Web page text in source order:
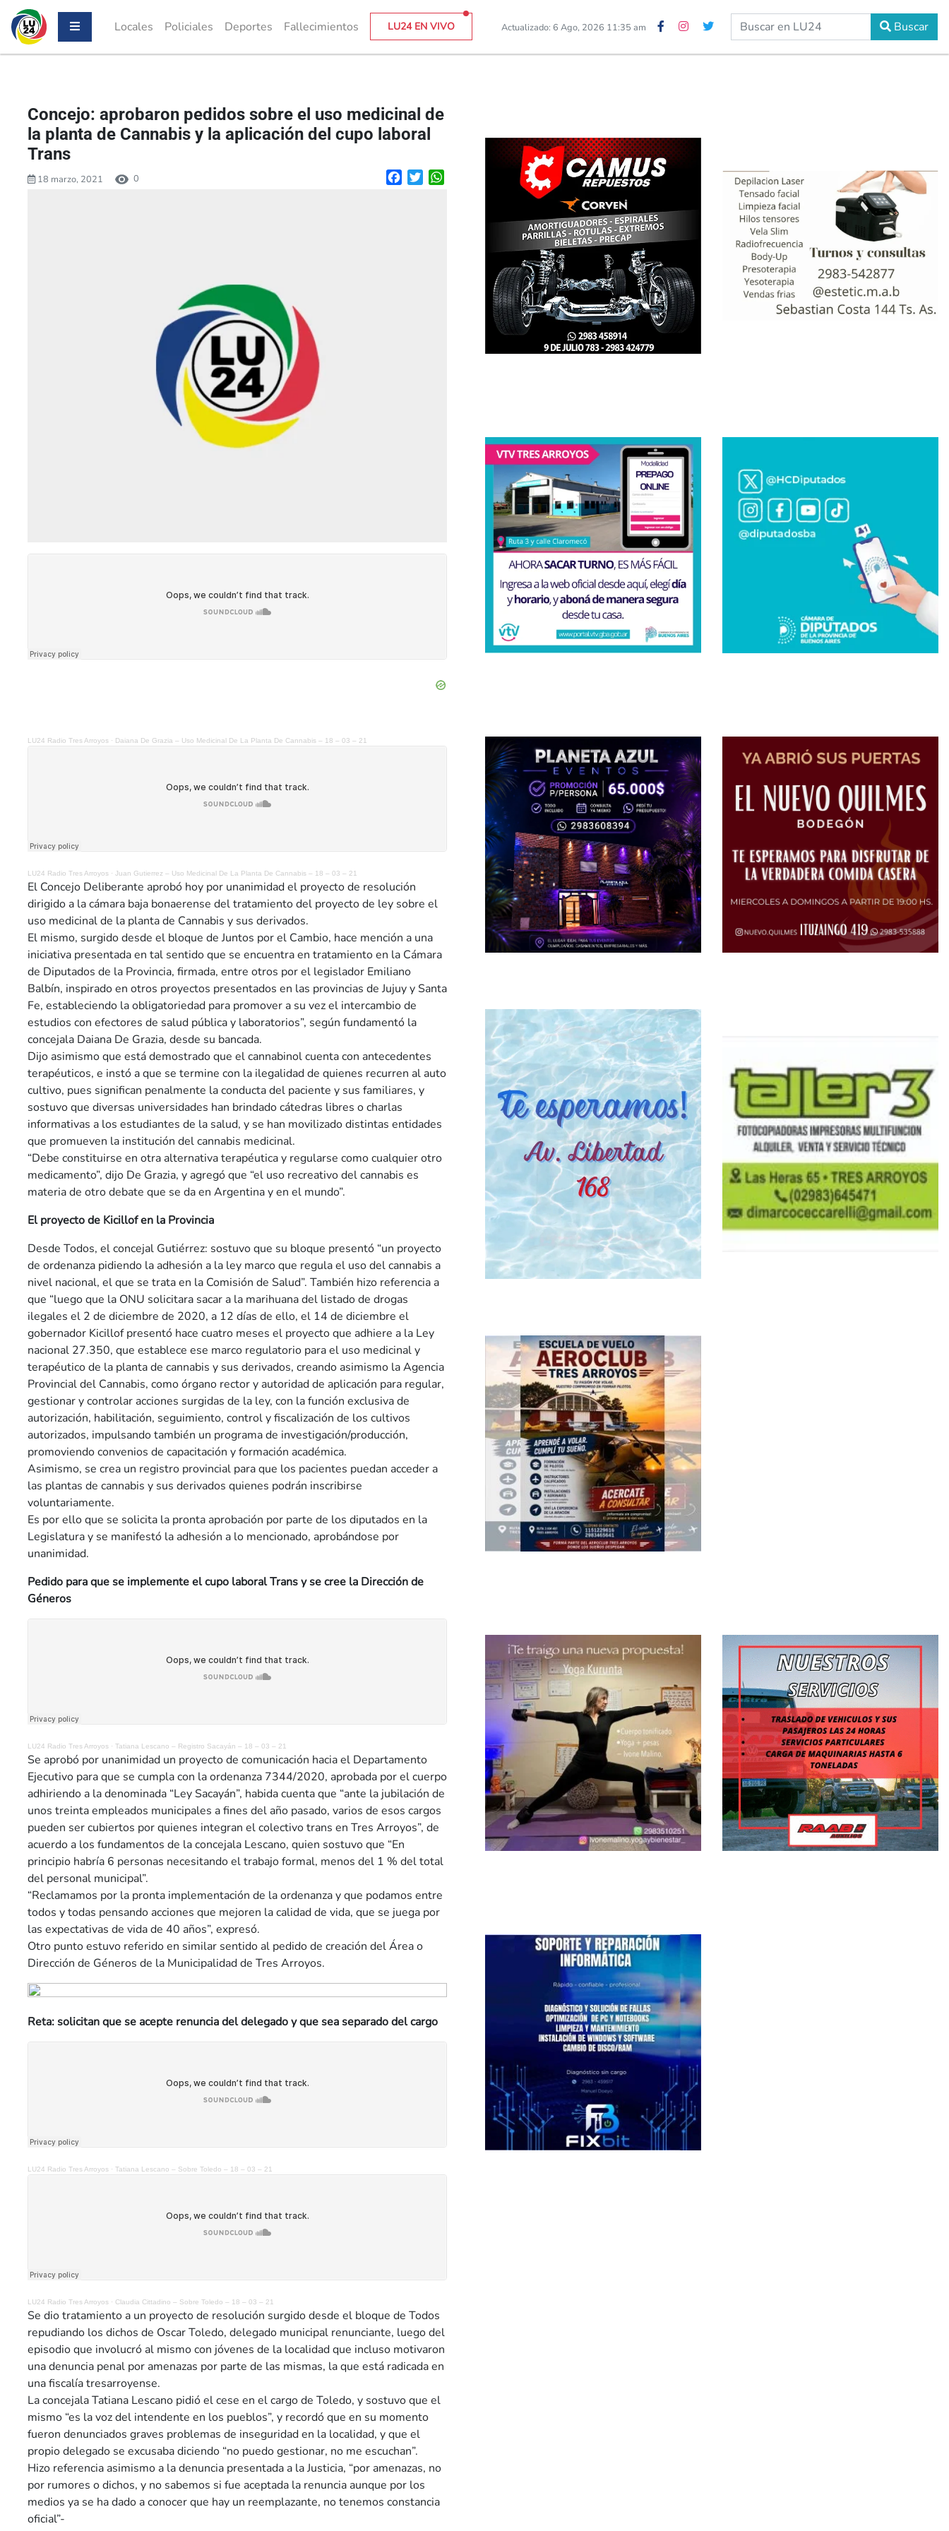
Locales Policiales Deportes Fallecimientos LU24 EN VIVO Actualizado: 6 Ago, 2026 11:35 am Buscar
Concejo: aprobaron pedidos sobre el uso medicinal de
la planta de Cannabis y la aplicación del cupo laboral
Trans
18 marzo, 2021 0 FacebookTwitter
LU24 Radio Tres Arroyos · Daiana De Grazia – Uso Medicinal De La Planta De Cannabis – 18 – 03 – 21
LU24 Radio Tres Arroyos · Juan Gutierrez – Uso Medicinal De La Planta De Cannabis – 18 – 03 – 21
El Concejo Deliberante aprobó hoy por unanimidad el proyecto de resolución
dirigido a la cámara baja bonaerense del tratamiento del proyecto de ley sobre el
uso medicinal de la planta de Cannabis y sus derivados.
El mismo, surgido desde el bloque de Juntos por el Cambio, hace mención a una
iniciativa presentada en tal sentido que se encuentra en tratamiento en la Cámara
de Diputados de la Provincia, firmada, entre otros por el legislador Emiliano
Balbín, inspirado en otros proyectos presentados en las provincias de Jujuy y Santa
Fe, estableciendo la obligatoriedad para promover a su vez el intercambio de
estudios con efectores de salud pública y laboratorios”, según fundamentó la
concejala Daiana De Grazia, desde su bancada.
Dijo asimismo que está demostrado que el cannabinol cuenta con antecedentes
terapéuticos, e instó a que se termine con la ilegalidad de quienes recurren al auto
cultivo, pues significan penalmente la conducta del paciente y sus familiares, y
sostuvo que diversas universidades han brindado cátedras libres o charlas
informativas a los estudiantes de la salud, y se han movilizado distintas entidades
que promueven la institución del cannabis medicinal.
“Debe constituirse en otra alternativa terapéutica y regularse como cualquier otro
medicamento”, dijo De Grazia, y agregó que “el uso recreativo del cannabis es
materia de otro debate que se da en Argentina y en el mundo”.
El proyecto de Kicillof en la Provincia
Desde Todos, el concejal Gutiérrez: sostuvo que su bloque presentó “un proyecto
de ordenanza pidiendo la adhesión a la ley marco que regula el uso del cannabis a
nivel nacional, el que se trata en la Comisión de Salud”. También hizo referencia a
que “luego que la ONU solicitara sacar a la marihuana del listado de drogas
ilegales el 2 de diciembre de 2020, a 12 días de ello, el 14 de diciembre el
gobernador Kicillof presentó hace cuatro meses el proyecto que adhiere a la Ley
nacional 27.350, que establece ese marco regulatorio para el uso medicinal y
terapéutico de la planta de cannabis y sus derivados, creando asimismo la Agencia
Provincial del Cannabis, como órgano rector y autoridad de aplicación para regular,
gestionar y controlar acciones surgidas de la ley, con la función exclusiva de
autorización, habilitación, seguimiento, control y fiscalización de los cultivos
autorizados, impulsando también un programa de investigación/producción,
promoviendo convenios de capacitación y formación académica.
Asimismo, se crea un registro provincial para que los pacientes puedan acceder a
las plantas de cannabis y sus derivados quienes podrán inscribirse
voluntariamente.
Es por ello que se solicita la pronta aprobación por parte de los diputados en la
Legislatura y se manifestó la adhesión a lo mencionado, aprobándose por
unanimidad.
Pedido para que se implemente el cupo laboral Trans y se cree la Dirección de
Géneros
LU24 Radio Tres Arroyos · Tatiana Lescano – Registro Sacayán – 18 – 03 – 21
Se aprobó por unanimidad un proyecto de comunicación hacia el Departamento
Ejecutivo para que se cumpla con la ordenanza 7344/2020, aprobada por el cuerpo
adhiriendo a la denominada “Ley Sacayán”, habida cuenta que “ante la jubilación de
unos treinta empleados municipales a fines del año pasado, varios de esos cargos
pueden ser cubiertos por quienes integran el colectivo trans en Tres Arroyos”, de
acuerdo a los fundamentos de la concejala Lescano, quien sostuvo que “En
principio habría 6 personas necesitando el trabajo formal, menos del 1 % del total
del personal municipal”.
“Reclamamos por la pronta implementación de la ordenanza y que podamos entre
todos y todas pensando acciones que mejoren la calidad de vida, que se juega por
las expectativas de vida de 40 años”, expresó.
Otro punto estuvo referido en similar sentido al pedido de creación del Área o
Dirección de Géneros de la Municipalidad de Tres Arroyos.
Reta: solicitan que se acepte renuncia del delegado y que sea separado del cargo
LU24 Radio Tres Arroyos · Tatiana Lescano – Sobre Toledo – 18 – 03 – 21
LU24 Radio Tres Arroyos · Claudia Cittadino – Sobre Toledo – 18 – 03 – 21
Se dio tratamiento a un proyecto de resolución surgido desde el bloque de Todos
repudiando los dichos de Oscar Toledo, delegado municipal renunciante, luego del
episodio que involucró al mismo con jóvenes de la localidad que incluso motivaron
una denuncia penal por amenazas por parte de las mismas, la que está radicada en
una fiscalía tresarroyense.
La concejala Tatiana Lescano pidió el cese en el cargo de Toledo, y sostuvo que el
mismo “es la voz del intendente en los pueblos”, y recordó que en su momento
fueron denunciados graves problemas de inseguridad en la localidad, y que el
propio delegado se excusaba diciendo “no puedo gestionar, no me escuchan”.
Hizo referencia asimismo a la denuncia presentada a la Justicia, “por amenazas, no
por rumores o dichos, y no sabemos si fue aceptada la renuncia aunque por los
medios ya se ha dado a conocer que hay un reemplazante, no tenemos constancia
oficial”-